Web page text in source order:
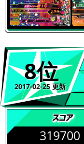
8位
2017-02-25 更新
319700